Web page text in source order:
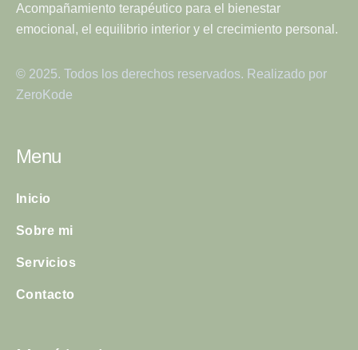
Acompañamiento terapéutico para el bienestar
emocional, el equilibrio interior y el crecimiento personal.
© 2025. Todos los derechos reservados. Realizado por
ZeroKode
Menu
Inicio
Sobre mi
Servicios
Contacto